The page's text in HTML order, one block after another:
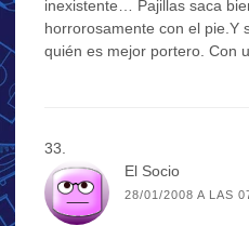
inexistente… Pajillas saca
horrorosamente con el pie.Y
quién es mejor portero. Con
El Socio
28/01/2008 A LAS